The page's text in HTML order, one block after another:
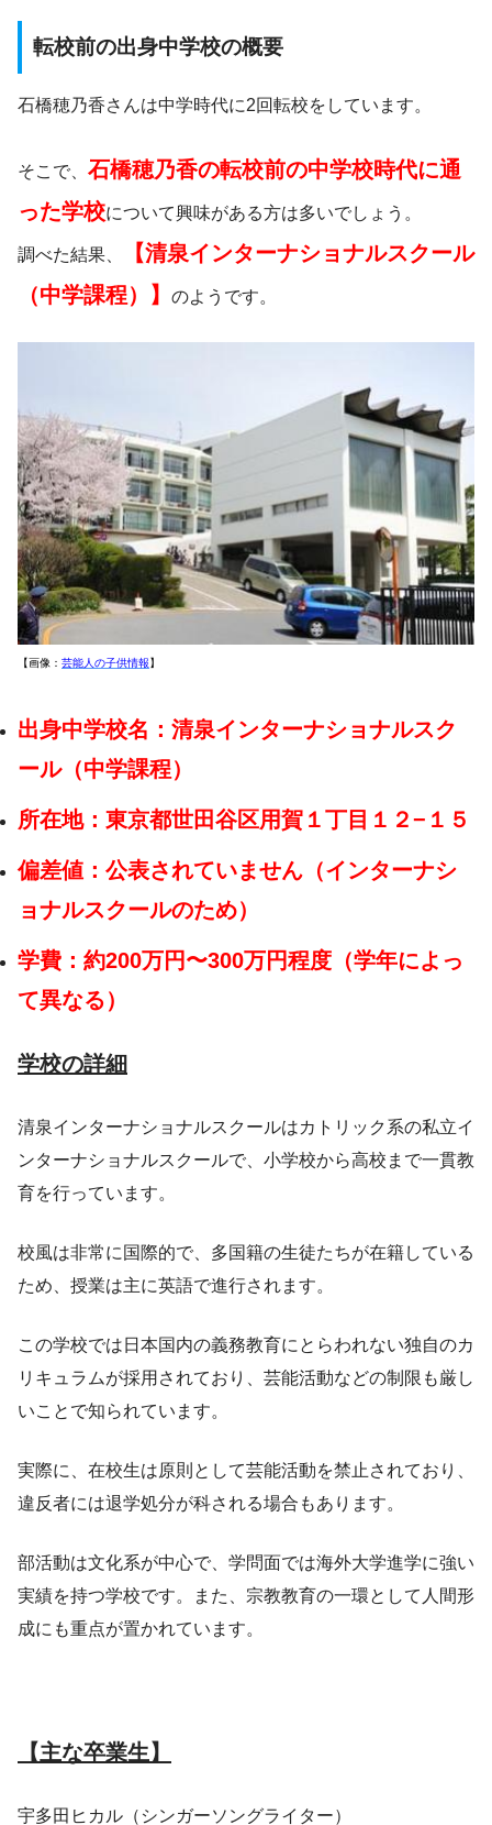
転校前の出身中学校の概要
石橋穂乃香さんは中学時代に2回転校をしています。
そこで、 石橋穂乃香の転校前の中学校時代に通
った学校について興味がある方は多いでしょう。
調べた結果、
【清泉インターナショナルスクール
（中学課程）】
のようです。
【画像： 芸能人の子供情報】
出身中学校名：清泉インターナショナルスク
ール（中学課程）
所在地：東京都世田谷区用賀１丁目１２−１５
偏差値：公表されていません（インターナシ
ョナルスクールのため）
学費：約200万円〜300万円程度（学年によっ
て異なる）
学校の詳細
清泉インターナショナルスクールはカトリック系の私立イ
ンターナショナルスクールで、小学校から高校まで一貫教
育を行っています。
校風は非常に国際的で、多国籍の生徒たちが在籍している
ため、授業は主に英語で進行されます。
この学校では日本国内の義務教育にとらわれない独自のカ
リキュラムが採用されており、芸能活動などの制限も厳し
いことで知られています。
実際に、在校生は原則として芸能活動を禁止されており、
違反者には退学処分が科される場合もあります。
部活動は文化系が中心で、学問面では海外大学進学に強い
実績を持つ学校です。また、宗教教育の一環として人間形
成にも重点が置かれています。
【主な卒業生】
宇多田ヒカル（シンガーソングライター）